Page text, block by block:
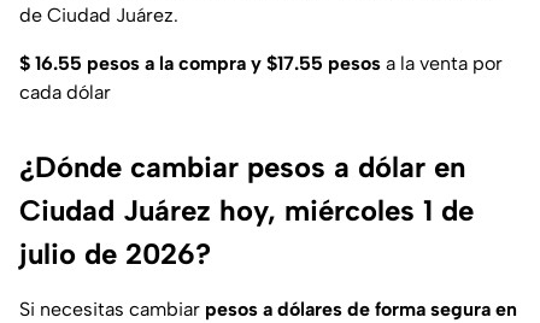
de Ciudad Juárez.
$ 16.55 pesos a la compra y $17.55 pesos a la venta por
cada dólar
¿Dónde cambiar pesos a dólar en
Ciudad Juárez hoy, miércoles 1 de
julio de 2026?
Si necesitas cambiar pesos a dólares de forma segura en